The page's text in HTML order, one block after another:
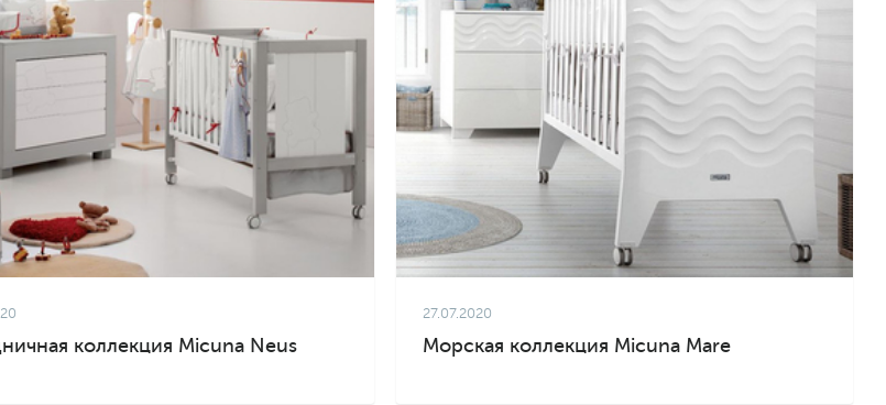
коллекция Micuna Neus
27.07.2020
Морская коллекция Micuna Mare